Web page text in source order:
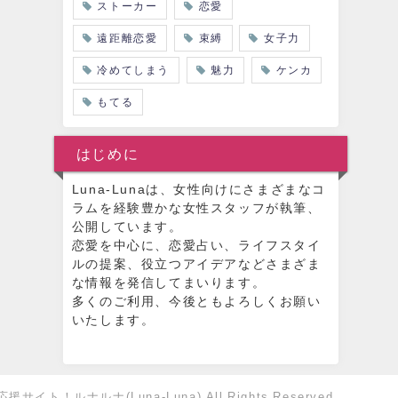
ストーカー 恋愛
遠距離恋愛 束縛 女子力
冷めてしまう 魅力 ケンカ
もてる
はじめに
Luna-Lunaは、女性向けにさまざまなコ
ラムを経験豊かな女性スタッフが執筆、
公開しています。
恋愛を中心に、恋愛占い、ライフスタイ
ルの提案、役立つアイデアなどさまざま
な情報を発信してまいります。
多くのご利用、今後ともよろしくお願い
いたします。